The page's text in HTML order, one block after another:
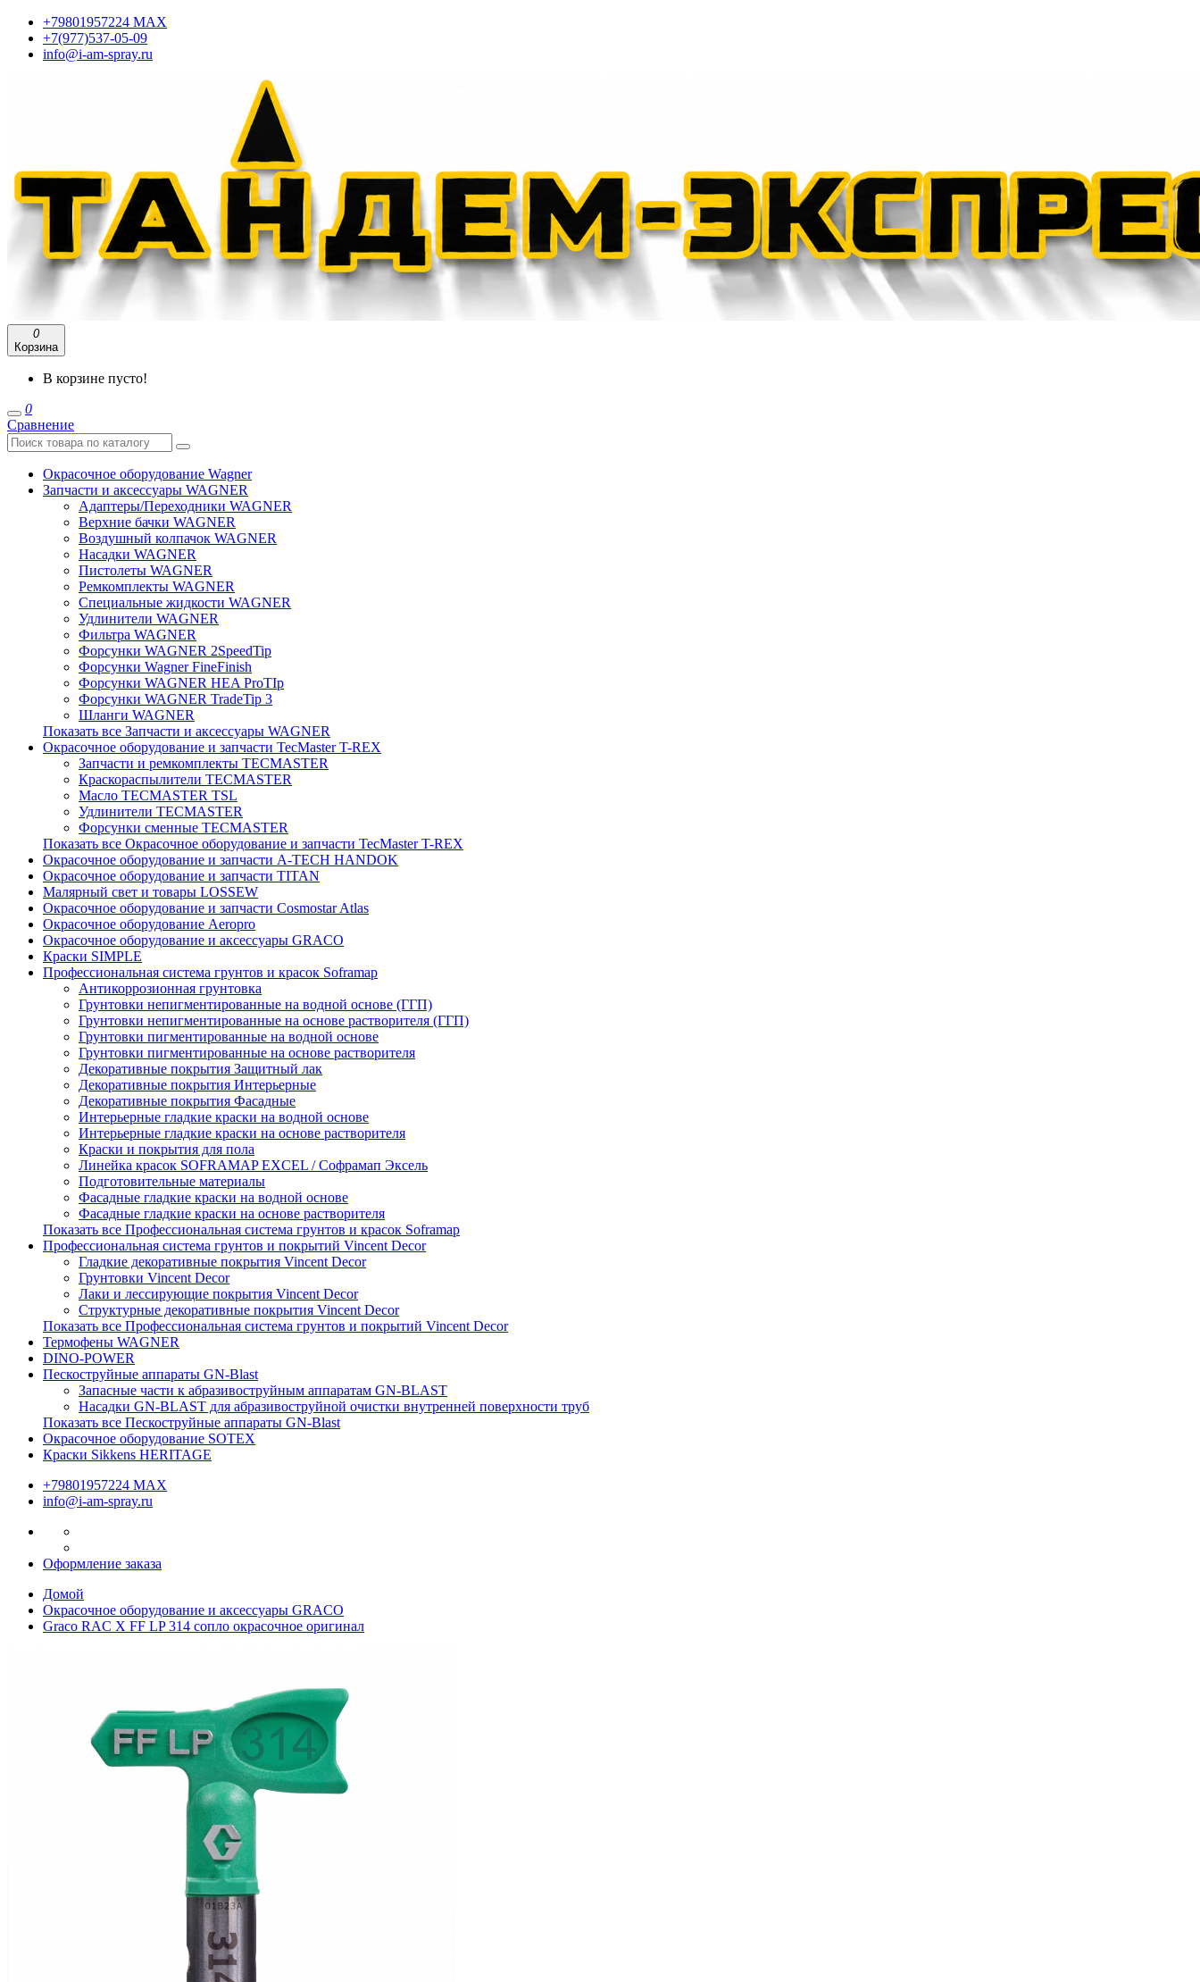
+79801957224 МАХ
+7(977)537-05-09
info@i-am-spray.ru
0
Корзина
В корзине пусто!
0
Сравнение
Окрасочное оборудование Wagner
Запчасти и аксессуары WAGNER
Адаптеры/Переходники WAGNER
Верхние бачки WAGNER
Воздушный колпачок WAGNER
Насадки WAGNER
Пистолеты WAGNER
Ремкомплекты WAGNER
Специальные жидкости WAGNER
Удлинители WAGNER
Фильтра WAGNER
Форсунки WAGNER 2SpeedTip
Форсунки Wagner FineFinish
Форсунки WAGNER HEA ProTIp
Форсунки WAGNER TradeTip 3
Шланги WAGNER
Показать все Запчасти и аксессуары WAGNER
Окрасочное оборудование и запчасти TecMaster T-REX
Запчасти и ремкомплекты TECMASTER
Краскораспылители TECMASTER
Масло TECMASTER TSL
Удлинители TECMASTER
Форсунки сменные TECMASTER
Показать все Окрасочное оборудование и запчасти TecMaster T-REX
Окрасочное оборудование и запчасти A-TECH HANDOK
Окрасочное оборудование и запчасти TITAN
Малярный свет и товары LOSSEW
Окрасочное оборудование и запчасти Cosmostar Atlas
Окрасочное оборудование Aeropro
Окрасочное оборудование и аксессуары GRACO
Краски SIMPLE
Профессиональная система грунтов и красок Soframap
Антикоррозионная грунтовка
Грунтовки непигментированные на водной основе (ГГП)
Грунтовки непигментированные на основе растворителя (ГГП)
Грунтовки пигментированные на водной основе
Грунтовки пигментированные на основе растворителя
Декоративные покрытия Защитный лак
Декоративные покрытия Интерьерные
Декоративные покрытия Фасадные
Интерьерные гладкие краски на водной основе
Интерьерные гладкие краски на основе растворителя
Краски и покрытия для пола
Линейка красок SOFRAMAP EXCEL / Софрамап Эксель
Подготовительные материалы
Фасадные гладкие краски на водной основе
Фасадные гладкие краски на основе растворителя
Показать все Профессиональная система грунтов и красок Soframap
Профессиональная система грунтов и покрытий Vincent Decor
Гладкие декоративные покрытия Vincent Decor
Грунтовки Vincent Decor
Лаки и лессирующие покрытия Vincent Decor
Структурные декоративные покрытия Vincent Decor
Показать все Профессиональная система грунтов и покрытий Vincent Decor
Термофены WAGNER
DINO-POWER
Пескоструйные аппараты GN-Blast
Запасные части к абразивоструйным аппаратам GN-BLAST
Насадки GN-BLAST для абразивоструйной очистки внутренней поверхности труб
Показать все Пескоструйные аппараты GN-Blast
Окрасочное оборудование SOTEX
Краски Sikkens HERITAGE
+79801957224 МАХ
info@i-am-spray.ru
Оформление заказа
Домой
Окрасочное оборудование и аксессуары GRACO
Graco RAC X FF LP 314 сопло окрасочное оригинал